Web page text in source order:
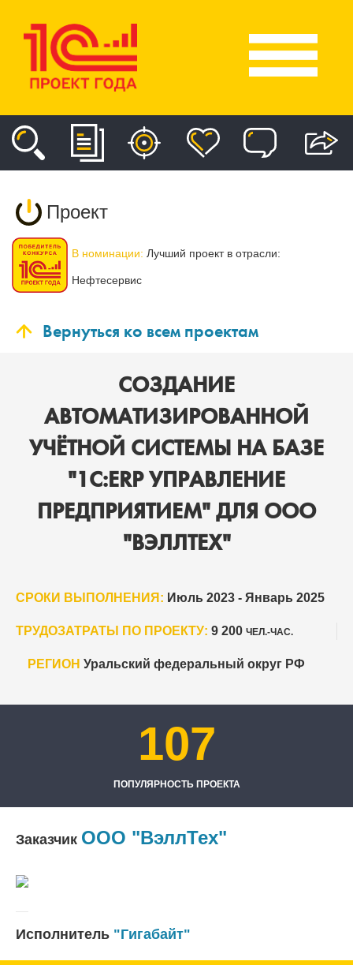
Проект
В номинации: Лучший проект в отрасли:
Нефтесервис
Вернуться ко всем проектам
СОЗДАНИЕ
АВТОМАТИЗИРОВАННОЙ
УЧЁТНОЙ СИСТЕМЫ НА БАЗЕ
"1С:ERP УПРАВЛЕНИЕ
ПРЕДПРИЯТИЕМ" ДЛЯ ООО
"ВЭЛЛТЕХ"
СРОКИ ВЫПОЛНЕНИЯ: Июль 2023 - Январь 2025
ТРУДОЗАТРАТЫ ПО ПРОЕКТУ: 9 200 ЧЕЛ.-ЧАС.
РЕГИОН Уральский федеральный округ РФ
107
ПОПУЛЯРНОСТЬ ПРОЕКТА
Заказчик ООО "ВэллТех"
Исполнитель "Гигабайт"